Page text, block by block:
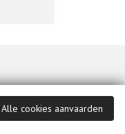
Alle cookies aanvaarden